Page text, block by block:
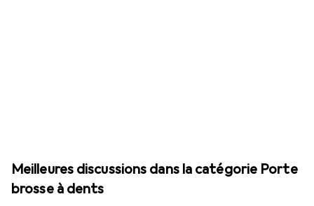
Meilleures discussions dans la catégorie Porte
brosse à dents